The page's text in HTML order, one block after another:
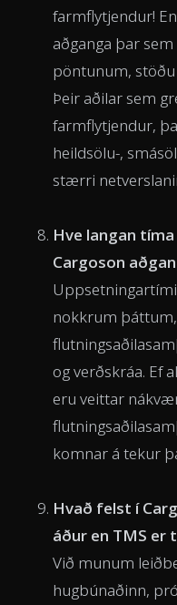
farmflytjendur!
aðganga þar
pöntunum,
Þeir aðilar sem
farmflytjendur,
heildsölu-,
stærri
Hve langan
Cargoson
nokkrum
og verðskráa. Ef
eru veittar
komnar á tekur
Hvað felst í
áður en TMS er
Við munum
hugbúnaðinn,